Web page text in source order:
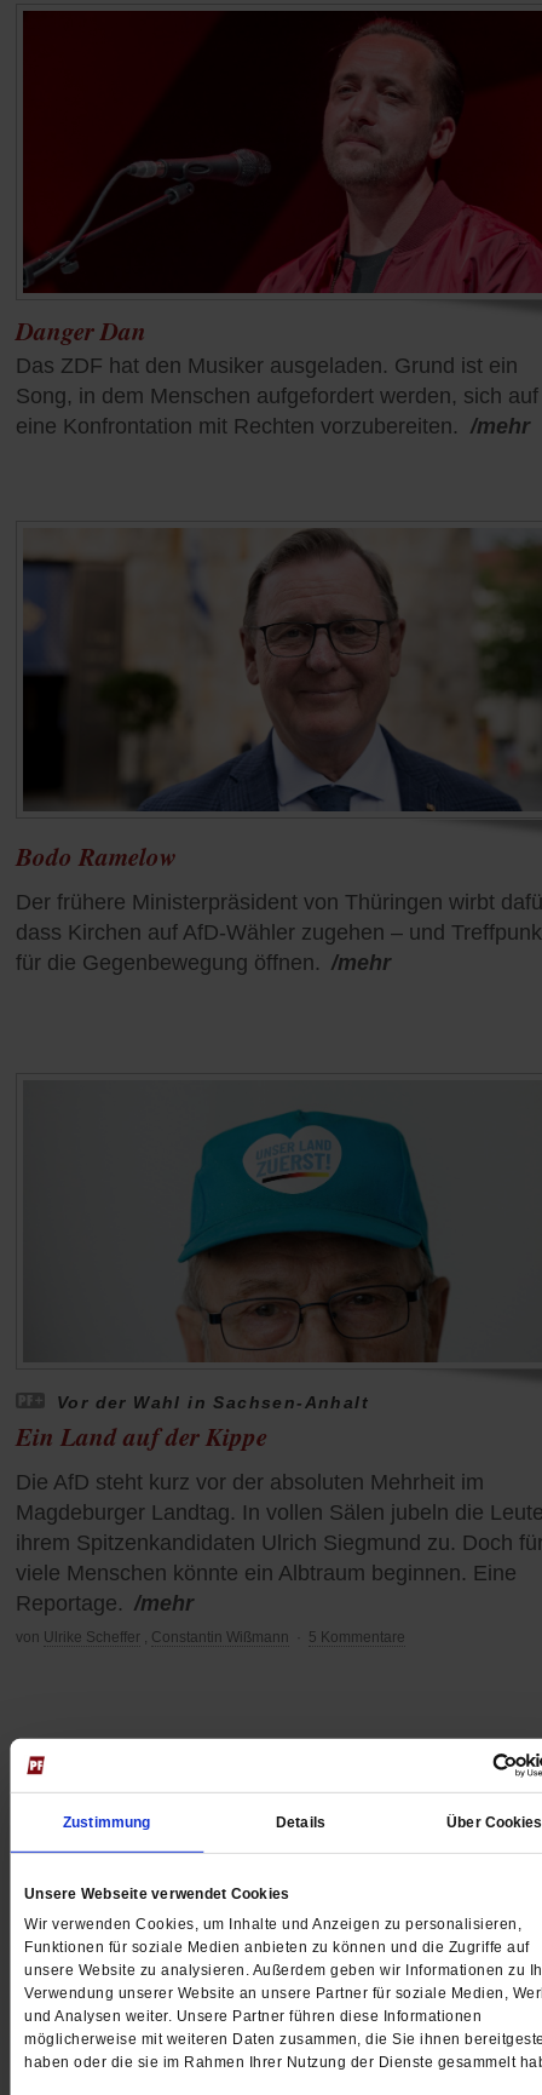
Zustimmung Details Über Cookies
Unsere Webseite verwendet Cookies
Wir verwenden Cookies, um Inhalte und Anzeigen zu personalisieren,
Funktionen für soziale Medien anbieten zu können und die Zugriffe auf
unsere Website zu analysieren. Außerdem geben wir Informationen zu
Verwendung unserer Website an unsere Partner für soziale Medien,
und Analysen weiter. Unsere Partner führen diese Informationen
möglicherweise mit weiteren Daten zusammen, die Sie ihnen
haben oder die sie im Rahmen Ihrer Nutzung der Dienste gesammelt
Danger Dan
Das ZDF hat den Musiker ausgeladen. Grund ist ein
Song, in dem Menschen aufgefordert werden, sich auf
eine Konfrontation mit Rechten vorzubereiten. /mehr
Bodo Ramelow
Der frühere Ministerpräsident von Thüringen wirbt
dass Kirchen auf AfD-Wähler zugehen – und
für die Gegenbewegung öffnen. /mehr
Vor der Wahl in Sachsen-Anhalt
Ein Land auf der Kippe
Die AfD steht kurz vor der absoluten Mehrheit im
Magdeburger Landtag. In vollen Sälen jubeln die
ihrem Spitzenkandidaten Ulrich Siegmund zu. Doch
viele Menschen könnte ein Albtraum beginnen. Eine
Reportage. /mehr
von Ulrike Scheffer , Constantin Wißmann 5 Kommentare
Landtagswahl in Sachsen-Anhalt